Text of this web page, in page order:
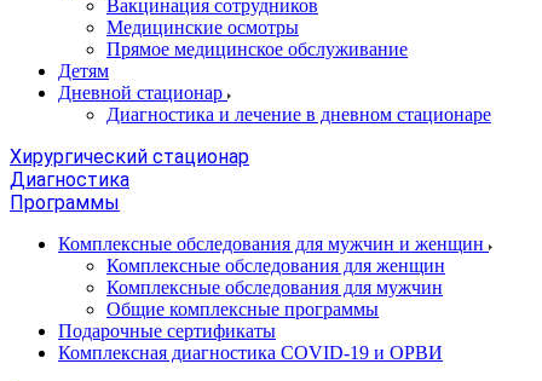
Вакцинация сотрудников
Медицинские осмотры
Прямое медицинское обслуживание
Детям
Дневной стационар
Диагностика и лечение в дневном стационаре
Хирургический стационар
Диагностика
Программы
Комплексные обследования для мужчин и женщин
Комплексные обследования для женщин
Комплексные обследования для мужчин
Общие комплексные программы
Подарочные сертификаты
Комплексная диагностика COVID-19 и ОРВИ